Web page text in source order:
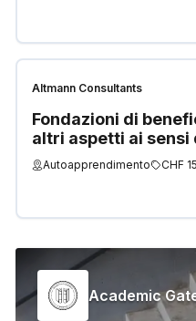
Altmann Consultants
Fondazioni di
altri aspetti ai sensi
FATCA
Autoapprendimento CHF
Academic